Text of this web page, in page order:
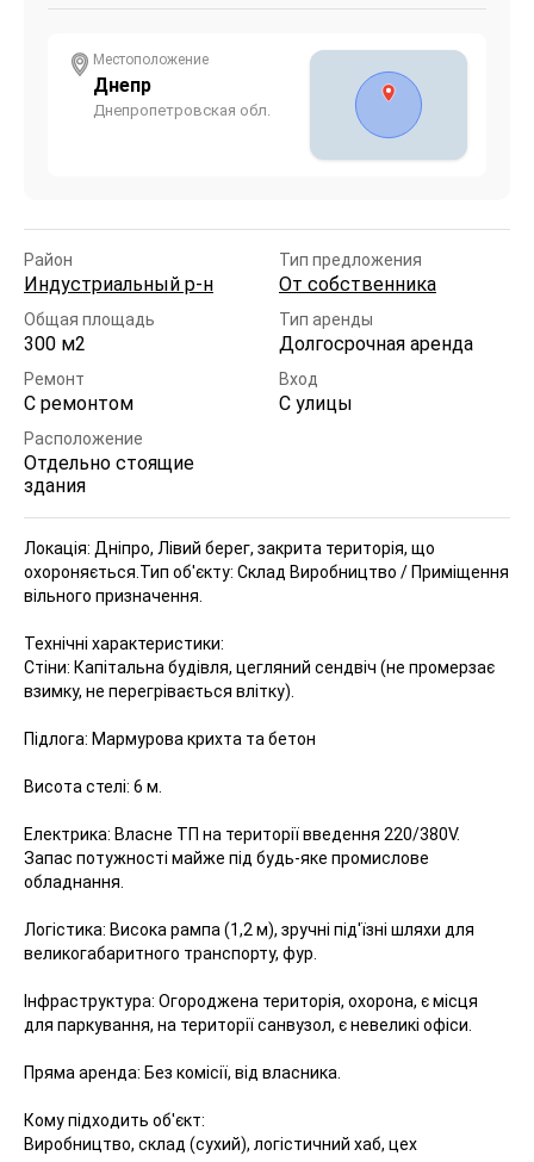
Местоположение
Днепр
Днепропетровская обл.
Район
Индустриальный р-н
Тип предложения
От собственника
Общая площадь
300 м2
Тип аренды
Долгосрочная аренда
Ремонт
С ремонтом
Вход
С улицы
Расположение
Отдельно стоящие
здания
Локація: Дніпро, Лівий берег, закрита територія, що
охороняється. Тип об'єкту: Склад Виробництво / Приміщення
вільного призначення.
Технічні характеристики:
Стіни: Капітальна будівля, цегляний сендвіч (не промерзає
взимку, не перегрівається влітку).
Підлога: Мармурова крихта та бетон
Висота стелі: 6 м.
Електрика: Власне ТП на території введення 220/380V.
Запас потужності майже під будь-яке промислове
обладнання.
Логістика: Висока рампа (1,2 м), зручні під'їзні шляхи для
великогабаритного транспорту, фур.
Інфраструктура: Огороджена територія, охорона, є місця
для паркування, на території санвузол, є невеликі офіси.
Пряма аренда: Без комісії, від власника.
Кому підходить об'єкт:
Виробництво, склад (сухий), логістичний хаб, цех